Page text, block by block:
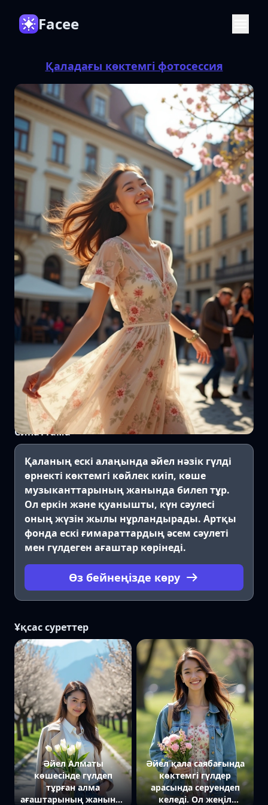
Facee
Қаладағы көктемгі фотосессия
Сипаттама
Қаланың ескі алаңында әйел нәзік гүлді
өрнекті көктемгі көйлек киіп, көше
музыканттарының жанында билеп тұр.
Ол еркін және қуанышты, күн сәулесі
оның жүзін жылы нұрландырады. Артқы
фонда ескі ғимараттардың әсем сәулеті
мен гүлдеген ағаштар көрінеді.
Өз бейнеңізде көру
Ұқсас суреттер
Әйел Алматы
көшесінде гүлдеп
тұрған алма
ағаштарының жанында
Әйел қала саябағында
көктемгі гүлдер
арасында серуендеп
келеді. Ол жеңіл